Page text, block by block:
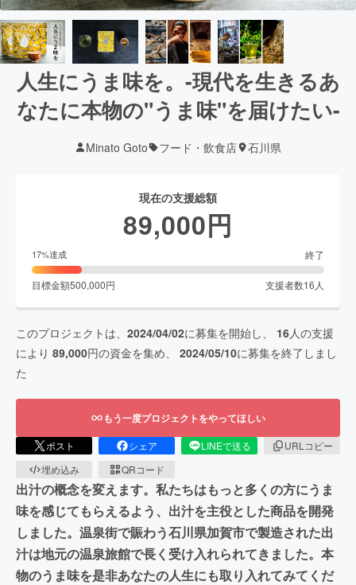
人生にうま味を。-現代を生きるあ
なたに本物の"うま味"を届けたい-
Minato Goto フード・飲食店 石川県
現在の支援総額
89,000円
17%達成 終了
目標金額500,000円 支援者数16 人
このプロジェクトは、 2024/04/02に募集を開始し、 16人の支援
により 89,000円の資金を集め、 2024/05/10に募集を終了しまし
た
もう一度プロジェクトをやってほしい
ポスト シェア LINEで送る
URLコピー
埋め込み
QRコード
出汁の概念を変えます。私たちはもっと多くの方にうま
味を感じてもらえるよう、出汁を主役とした商品を開発
しました。温泉街で賑わう石川県加賀市で製造された出
汁は地元の温泉旅館で長く受け入れられてきました。本
物のうま味を是非あなたの人生にも取り入れてみてくだ